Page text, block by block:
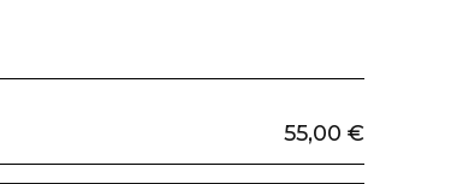
55,00 €